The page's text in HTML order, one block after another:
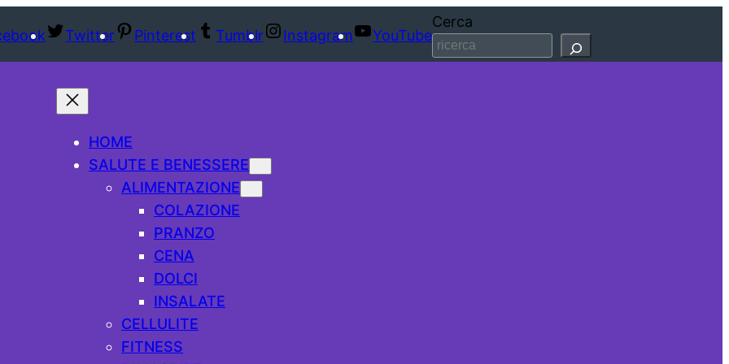
Twitter Pinterest Tumblr Instagram YouTube
Cerca
HOME
SALUTE E BENESSERE
ALIMENTAZIONE
COLAZIONE
PRANZO
CENA
DOLCI
INSALATE
CELLULITE
FITNESS